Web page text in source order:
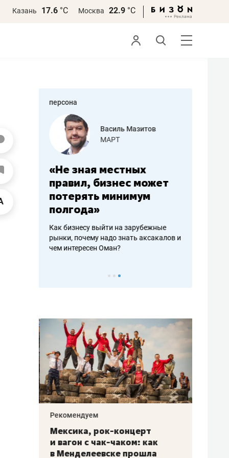
Казань 17.6 °С Москва 22.9 °С
персона
работа
Василь Мазитов
МАРТ
«Не зная местных
правил, бизнес может
потерять минимум
полгода»
Как бизнесу выйти на зарубежные
рынки, почему надо знать аксакалов и
чем интересен Оман?
Рекомендуем
Мексика, рок-концерт
и вагон с чак-чаком: как
в Менделеевске прошла